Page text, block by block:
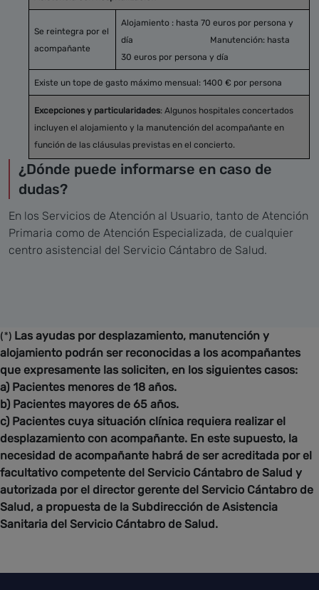
Se reintegra por el
acompañante
Alojamiento : hasta 70 euros por persona y
día Manutención: hasta
30 euros por persona y día
Existe un tope de gasto máximo mensual: 1400 € por persona
Excepciones y particularidades: Algunos hospitales concertados
incluyen el alojamiento y la manutención del acompañante en
función de las cláusulas previstas en el concierto.
¿Dónde puede informarse en caso de
dudas?
En los Servicios de Atención al Usuario, tanto de Atención
Primaria como de Atención Especializada, de cualquier
centro asistencial del Servicio Cántabro de Salud.
(*) Las ayudas por desplazamiento, manutención y
alojamiento podrán ser reconocidas a los acompañantes
que expresamente las soliciten, en los siguientes casos:
a) Pacientes menores de 18 años.
b) Pacientes mayores de 65 años.
c) Pacientes cuya situación clínica requiera realizar el
desplazamiento con acompañante. En este supuesto, la
necesidad de acompañante habrá de ser acreditada por el
facultativo competente del Servicio Cántabro de Salud y
autorizada por el director gerente del Servicio Cántabro de
Salud, a propuesta de la Subdirección de Asistencia
Sanitaria del Servicio Cántabro de Salud.